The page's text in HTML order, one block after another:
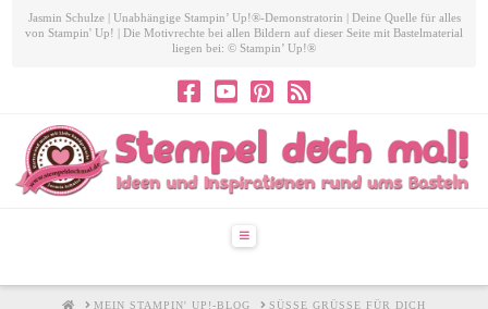
Jasmin Schulze | Unabhängige Stampin’ Up!®-Demonstratorin | Deine Quelle für alles
von Stampin' Up! | Die Motivrechte bei allen Bildern auf dieser Seite mit Bastelmaterial
liegen bei: © Stampin’ Up!®
Navigation
HOMEMEIN STAMPIN' UP!-BLOG SÜSSE GRÜSSE FÜR DICH